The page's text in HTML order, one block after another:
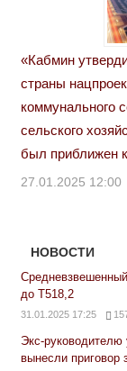
«Кабмин
страны
коммунального
сельского
был приближен
27.01.2025 12:00
НОВОСТИ
до Т518,2
31.01.2025 17:25
Экс-
вынесли приговор